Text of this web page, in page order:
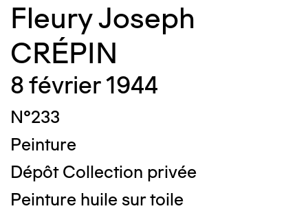
Fleury Joseph
CRÉPIN
8 février 1944
N°233
Peinture
Dépôt Collection privée
Peinture huile sur toile